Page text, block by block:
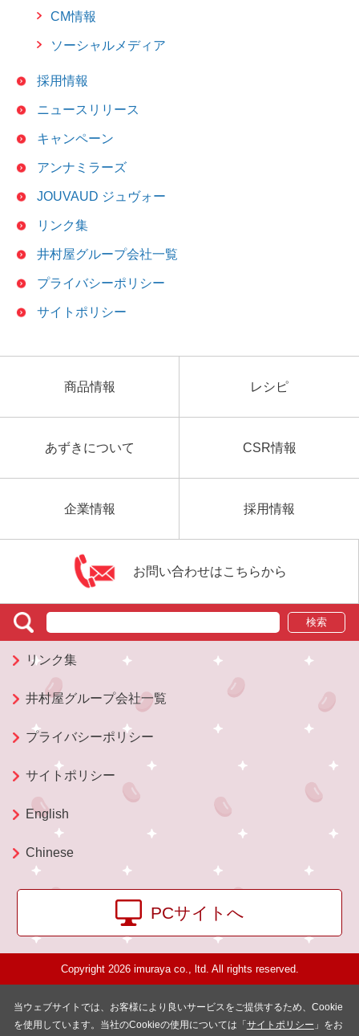
当ウェブサイトでは、お客様により良いサービスをご提供するため、Cookie
を使用しています。当社のCookieの使用については「 サイトポリシー 」をお
CM情報
ソーシャルメディア
採用情報
ニュースリリース
キャンペーン
アンナミラーズ
JOUVAUD ジュヴォー
リンク集
井村屋グループ会社一覧
プライバシーポリシー
サイトポリシー
商品情報 レシピ
あずきについて CSR情報
企業情報 採用情報
お問い合わせはこちらから
検索
リンク集
井村屋グループ会社一覧
プライバシーポリシー
サイトポリシー
English
Chinese
PCサイトへ
Copyright 2026 imuraya co., ltd. All rights reserved.